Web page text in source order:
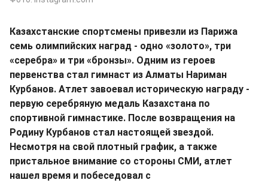
Казахстанские спортсмены привезли из Парижа
семь олимпийских наград - одно «золото», три
«серебра» и три «бронзы». Одним из героев
первенства стал гимнаст из Алматы Нариман
Курбанов. Атлет завоевал историческую награду -
первую серебряную медаль Казахстана по
спортивной гимнастике. После возвращения на
Родину Курбанов стал настоящей звездой.
Несмотря на свой плотный график, а также
пристальное внимание со стороны СМИ, атлет
нашел время и побеседовал с